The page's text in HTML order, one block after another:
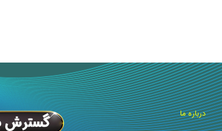
درباره ما